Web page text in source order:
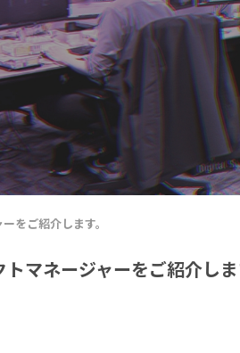
をご紹介します。
マネージャーをご紹介し